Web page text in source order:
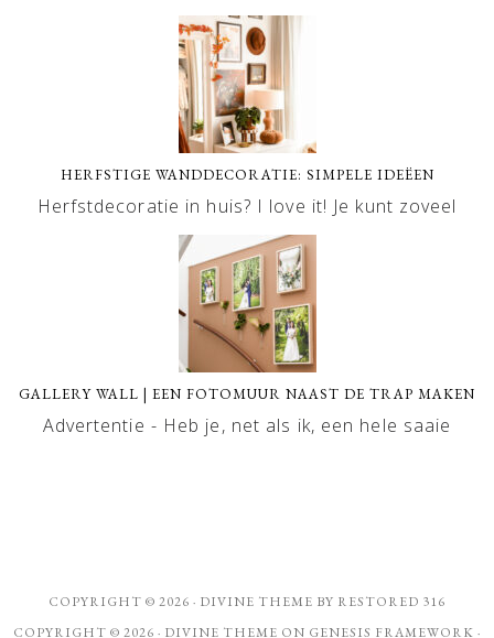
HERFSTIGE WANDDECORATIE: SIMPELE IDEËEN
Herfstdecoratie in huis? I love it! Je kunt zoveel
GALLERY WALL | EEN FOTOMUUR NAAST DE TRAP MAKEN
Advertentie - Heb je, net als ik, een hele saaie
COPYRIGHT © 2026 · DIVINE THEME BY RESTORED 316
COPYRIGHT © 2026 · DIVINE THEME ON GENESIS FRAMEWORK ·